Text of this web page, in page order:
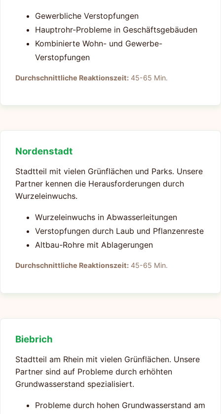
Gewerbliche Verstopfungen
Hauptrohr-Probleme in Geschäftsgebäuden
Kombinierte Wohn- und Gewerbe-
Verstopfungen
Durchschnittliche Reaktionszeit: 45-65 Min.
Nordenstadt
Stadtteil mit vielen Grünflächen und Parks. Unsere
Partner kennen die Herausforderungen durch
Wurzeleinwuchs.
Wurzeleinwuchs in Abwasserleitungen
Verstopfungen durch Laub und Pflanzenreste
Altbau-Rohre mit Ablagerungen
Durchschnittliche Reaktionszeit: 45-65 Min.
Biebrich
Stadtteil am Rhein mit vielen Grünflächen. Unsere
Partner sind auf Probleme durch erhöhten
Grundwasserstand spezialisiert.
Probleme durch hohen Grundwasserstand am